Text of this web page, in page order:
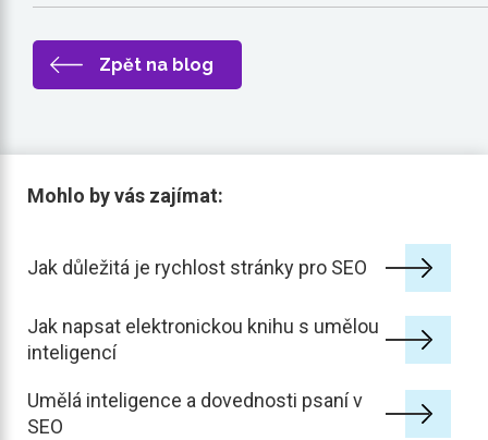
Zpět na blog
Mohlo by vás zajímat:
Jak důležitá je rychlost stránky pro SEO
Jak napsat elektronickou knihu s umělou
inteligencí
Umělá inteligence a dovednosti psaní v
SEO